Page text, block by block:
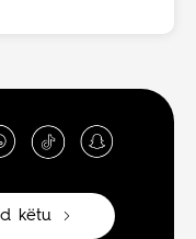
këtu